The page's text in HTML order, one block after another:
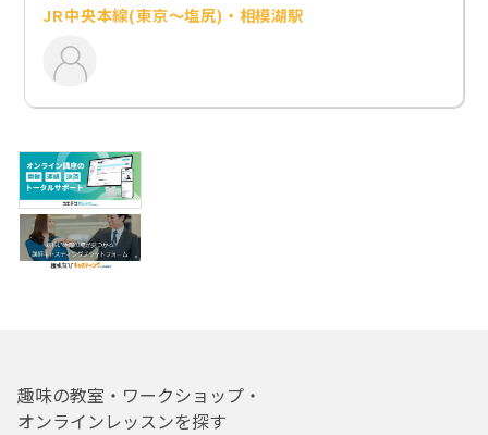
JR中央本線(東京～塩尻)・相模湖駅
趣味の教室・ワークショップ・
オンラインレッスンを探す